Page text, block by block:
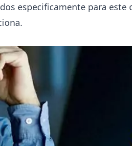
especificamente para este